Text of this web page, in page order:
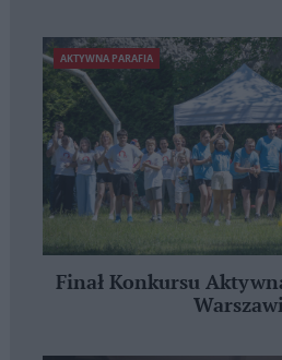
AKTYWNA PARAFIA
Finał Konkursu